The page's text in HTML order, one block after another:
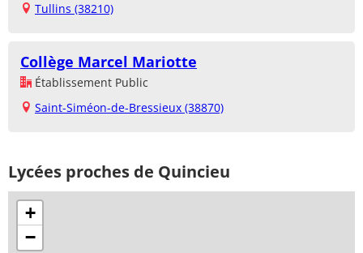
Tullins (38210)
Collège Marcel Mariotte
Établissement Public
Saint-Siméon-de-Bressieux (38870)
Lycées proches de Quincieu
+
−